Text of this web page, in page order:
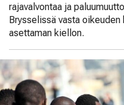
rajavalvontaa ja
Brysselissä vasta
asettaman kiellon.